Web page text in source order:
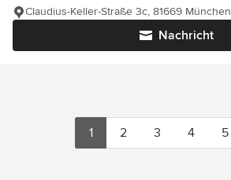
Nachricht
Claudius-Keller-Straße 3c, 81669 München
1 2 3 4 5